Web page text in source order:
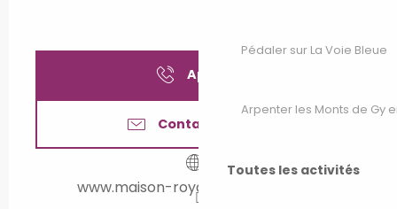
Pédaler sur La Voie Bleue
Arpenter les Monts de Gy
Toutes les activités
Appeler
Contactez-nous
www.maison-royale-de-pesmes.fr